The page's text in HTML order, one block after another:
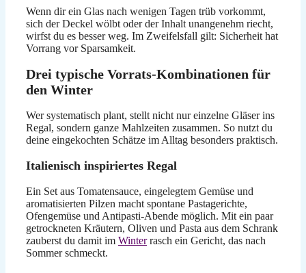
Wenn dir ein Glas nach wenigen Tagen trüb vorkommt,
sich der Deckel wölbt oder der Inhalt unangenehm riecht,
wirfst du es besser weg. Im Zweifelsfall gilt: Sicherheit hat
Vorrang vor Sparsamkeit.
Drei typische Vorrats-Kombinationen für
den Winter
Wer systematisch plant, stellt nicht nur einzelne Gläser ins
Regal, sondern ganze Mahlzeiten zusammen. So nutzt du
deine eingekochten Schätze im Alltag besonders praktisch.
Italienisch inspiriertes Regal
Ein Set aus Tomatensauce, eingelegtem Gemüse und
aromatisierten Pilzen macht spontane Pastagerichte,
Ofengemüse und Antipasti-Abende möglich. Mit ein paar
getrockneten Kräutern, Oliven und Pasta aus dem Schrank
zauberst du damit im Winterrasch ein Gericht, das nach
Sommer schmeckt.